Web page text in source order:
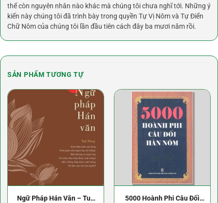
thể còn nguyên nhân nào khác mà chúng tôi chưa nghĩ tới. Những ý
kiến này chúng tôi đã trình bày trong quyền Tự Vị Nôm và Tự Điển
Chữ Nôm của chúng tôi lần đầu tiên cách đây ba mươi năm rồi.
SẢN PHẨM TƯƠNG TỰ
Ngữ Pháp Hán Văn – Tuệ
5000 Hoành Phi Câu Đối